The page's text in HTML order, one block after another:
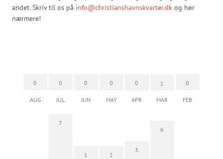
andet. Skriv til os på info@christianshavnskvarter.dk og hør
nærmere!
0
AUG
0
JUL
0
JUN
0
MAY
0
APR
1
MAR
0
FEB
7
1 2
3
6